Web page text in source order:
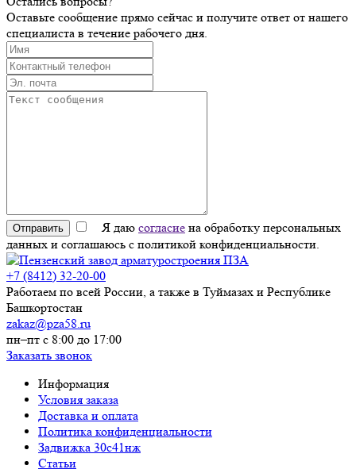
Оставьте сообщение прямо сейчас и получите ответ от нашего
специалиста в течение рабочего дня.
Отправить Я даю согласие на обработку персональных
данных и соглашаюсь с политикой конфиденциальности.
+7 (8412) 32-20-00
Работаем по всей России, а также в Туймазах и Республике
Башкортостан
zakaz@pza58.ru
пн–пт с 8:00 до 17:00
Заказать звонок
Информация
Условия заказа
Доставка и оплата
Политика конфиденциальности
Задвижка 30с41нж
Статьи